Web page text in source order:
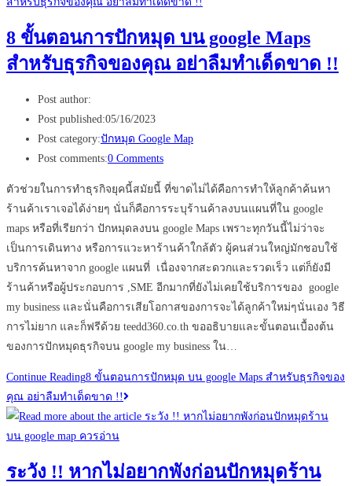
8 ขั้นตอนการปักหมุด บน google Maps
สำหรับธุรกิจของคุณ อย่าลืมทำเด็ดขาด !!
Post author:
Post published:05/16/2023
Post category:ปักหมุด Google Map
Post comments:0 Comments
ตัวช่วยในการทำธุรกิจยุคนี้สมัยนี้ ที่ขาดไม่ได้คือการทำให้ลูกค้าค้นหา
ร้านค้าเราเจอได้ง่ายๆ นั่นก็คือการระบุร้านค้าลงบนแผนที่ใน google
maps หรือที่เรียกว่า ปักหมุดลงบน google Maps เพราะทุกวันนี้ไม่ว่าจะ
เป็นการเดินทาง หรือการแวะหาร้านค้าใกล้ตัว ผู้คนส่วนใหญ่มักชอบใช้
บริการค้นหาจาก google แผนที่ เนื่องจากสะดวกและรวดเร็ว แต่ก็ยังมี
ร้านค้าหรือผู้ประกอบการ ,SME อีกมากที่ยังไม่เคยใช้บริการของ google
my business และนั่นคือการเสียโอกาสของการจะได้ลูกค้าใหม่ๆนั่นเอง วิธี
การไม่ยาก และก็ฟรีด้วย teedd360.co.th ขออธิบายและขั้นตอนเบื้องต้น
ของการปักหมุดธุรกิจบน google my business ใน…
Continue Reading8 ขั้นตอนการปักหมุด บน google Maps สำหรับธุรกิจของ
คุณ อย่าลืมทำเด็ดขาด !!
ระวัง !! หากไม่อยากพังก่อนปักหมุดร้าน